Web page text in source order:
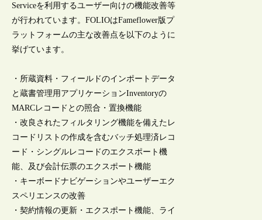
Serviceを利用するユーザー向けの機能改善等
が行われています。FOLIOはFameflower版プ
ラットフォームの主な改善点を以下のように
挙げています。
・所蔵資料・フィールドのインポートデータ
と蔵書管理用アプリケーションInventoryの
MARCレコードとの照合・置換機能
・改良されたフィルタリング機能を備えたレ
コードリストの作成を含むバッチ処理済レコ
ード・シングルレコードのエクスポート機
能、及び会計伝票のエクスポート機能
・キーボードナビゲーションやユーザーエク
スペリエンスの改善
・契約情報の更新・エクスポート機能、ライ